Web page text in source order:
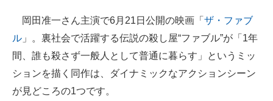
ITの今と未来を見通す
スマホと通信の最新トレンド
進化するPCとデバイスの未来
岡田准一さん主演で6月21日公開の映画「 ザ・ファブ
ル 」。裏社会で活躍する伝説の殺し屋“ファブル”が「1年
間、誰も殺さず一般人として普通に暮らす」というミッ
ションを描く同作は、ダイナミックなアクションシーン
が見どころの1つです。